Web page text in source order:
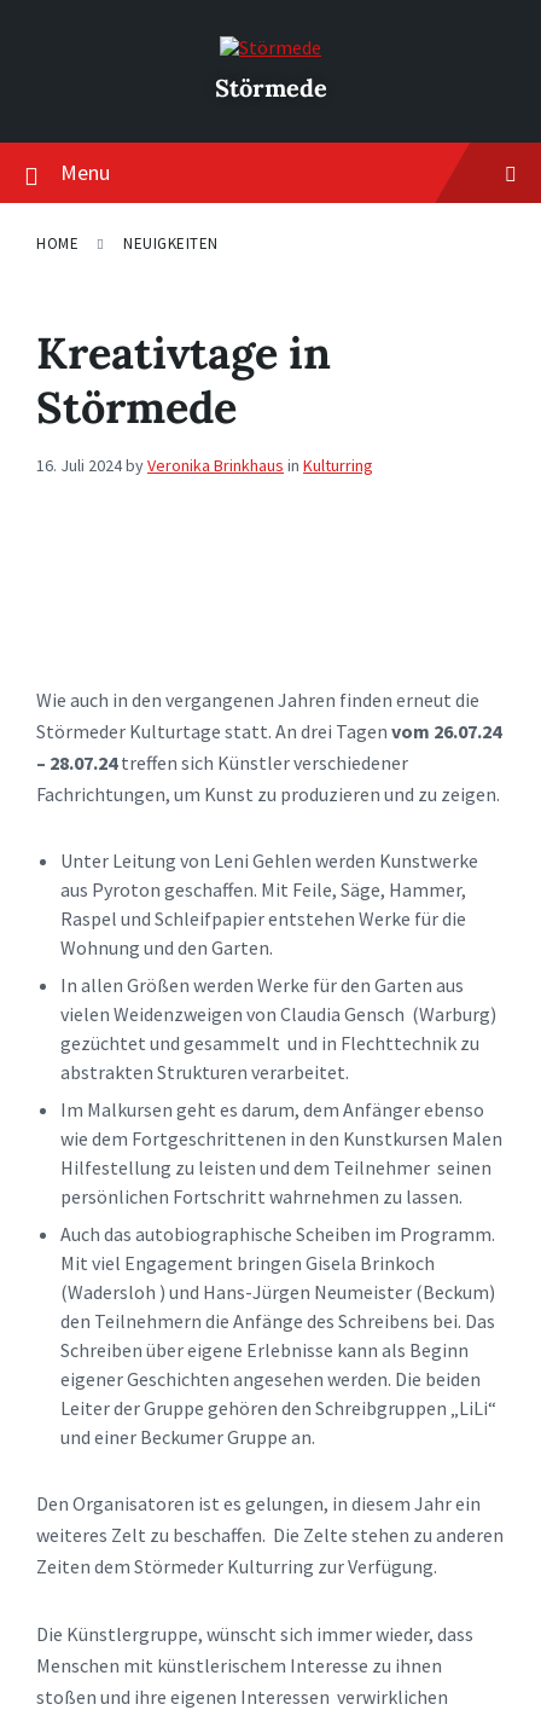
Störmede
Menu
HOME NEUIGKEITEN
Kreativtage in
Störmede
16. Juli 2024byVeronika Brinkhaus in Kulturring
Wie auch in den vergangenen Jahren finden erneut die
Störmeder Kulturtage statt. An drei Tagen vom 26.07.24
– 28.07.24treffen sich Künstler verschiedener
Fachrichtungen, um Kunst zu produzieren und zu zeigen.
Unter Leitung von Leni Gehlen werden Kunstwerke
aus Pyroton geschaffen. Mit Feile, Säge, Hammer,
Raspel und Schleifpapier entstehen Werke für die
Wohnung und den Garten.
In allen Größen werden Werke für den Garten aus
vielen Weidenzweigen von Claudia Gensch (Warburg)
gezüchtet und gesammelt und in Flechttechnik zu
abstrakten Strukturen verarbeitet.
Im Malkursen geht es darum, dem Anfänger ebenso
wie dem Fortgeschrittenen in den Kunstkursen Malen
Hilfestellung zu leisten und dem Teilnehmer seinen
persönlichen Fortschritt wahrnehmen zu lassen.
Auch das autobiographische Scheiben im Programm.
Mit viel Engagement bringen Gisela Brinkoch
(Wadersloh ) und Hans-Jürgen Neumeister (Beckum)
den Teilnehmern die Anfänge des Schreibens bei. Das
Schreiben über eigene Erlebnisse kann als Beginn
eigener Geschichten angesehen werden. Die beiden
Leiter der Gruppe gehören den Schreibgruppen „LiLi“
und einer Beckumer Gruppe an.
Den Organisatoren ist es gelungen, in diesem Jahr ein
weiteres Zelt zu beschaffen. Die Zelte stehen zu anderen
Zeiten dem Störmeder Kulturring zur Verfügung.
Die Künstlergruppe, wünscht sich immer wieder, dass
Menschen mit künstlerischem Interesse zu ihnen
stoßen und ihre eigenen Interessen verwirklichen